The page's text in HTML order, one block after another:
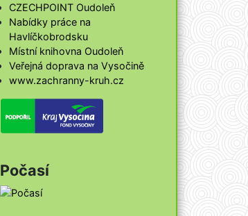
CZECHPOINT Oudoleň
Nabídky práce na
Havlíčkobrodsku
Místní knihovna Oudoleň
Veřejná doprava na Vysočině
www.zachranny-kruh.cz
Počasí